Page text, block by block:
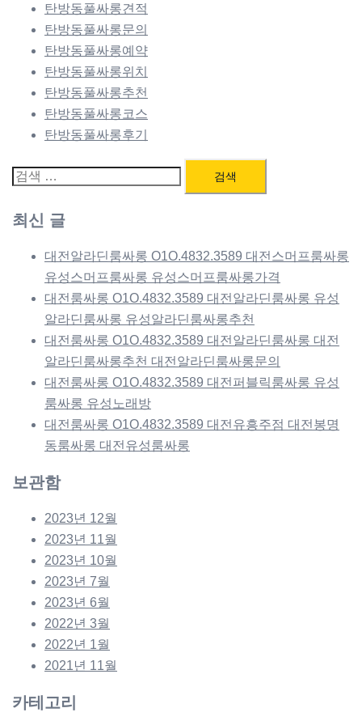
탄방동풀싸롱견적
탄방동풀싸롱문의
탄방동풀싸롱예약
탄방동풀싸롱위치
탄방동풀싸롱추천
탄방동풀싸롱코스
탄방동풀싸롱후기
검
최신 글
대전알라딘룸싸롱 O1O.4832.3589 대전스머프룸싸롱
유성스머프룸싸롱 유성스머프룸싸롱가격
대전룸싸롱 O1O.4832.3589 대전알라딘룸싸롱 유성
알라딘룸싸롱 유성알라딘룸싸롱추천
대전룸싸롱 O1O.4832.3589 대전알라딘룸싸롱 대전
알라딘룸싸롱추천 대전알라딘룸싸롱문의
대전룸싸롱 O1O.4832.3589 대전퍼블릭룸싸롱 유성
룸싸롱 유성노래방
대전룸싸롱 O1O.4832.3589 대전유흥주점 대전봉명
동룸싸롱 대전유성룸싸롱
보관함
2023년 12월
2023년 11월
2023년 10월
2023년 7월
2023년 6월
2022년 3월
2022년 1월
2021년 11월
카테고리